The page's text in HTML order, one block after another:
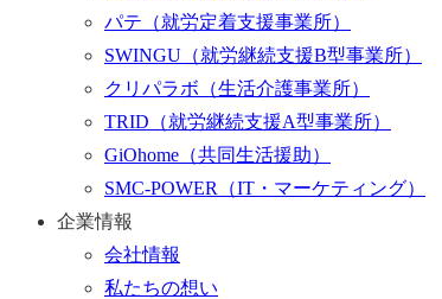
パテ （就労定着支援事業所）
SWINGU （就労継続支援B型事業所）
クリパラボ （生活介護事業所）
TRID （就労継続支援A型事業所）
GiOhome （共同生活援助）
SMC-POWER
（IT・マーケティング）
企業情報
会社情報
私たちの想い